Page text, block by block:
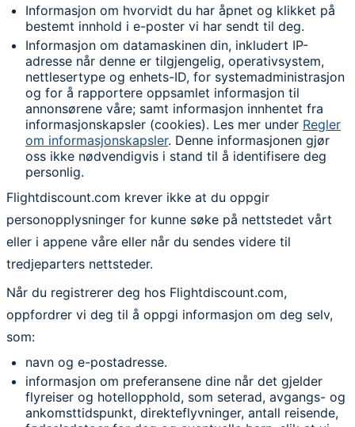
Informasjon om hvorvidt du har åpnet og klikket på
bestemt innhold i e-poster vi har sendt til deg.
Informasjon om datamaskinen din, inkludert IP-
adresse når denne er tilgjengelig, operativsystem,
nettlesertype og enhets-ID, for systemadministrasjon
og for å rapportere oppsamlet informasjon til
annonsørene våre; samt informasjon innhentet fra
informasjonskapsler (cookies). Les mer under Regler
om informasjonskapsler. Denne informasjonen gjør
oss ikke nødvendigvis i stand til å identifisere deg
personlig.
Flightdiscount.com krever ikke at du oppgir
personopplysninger for kunne søke på nettstedet vårt
eller i appene våre eller når du sendes videre til
tredjeparters nettsteder.
Når du registrerer deg hos Flightdiscount.com,
oppfordrer vi deg til å oppgi informasjon om deg selv,
som:
navn og e-postadresse.
informasjon om preferansene dine når det gjelder
flyreiser og hotellopphold, som seterad, avgangs- og
ankomsttidspunkt, direkteflyvninger, antall reisende,